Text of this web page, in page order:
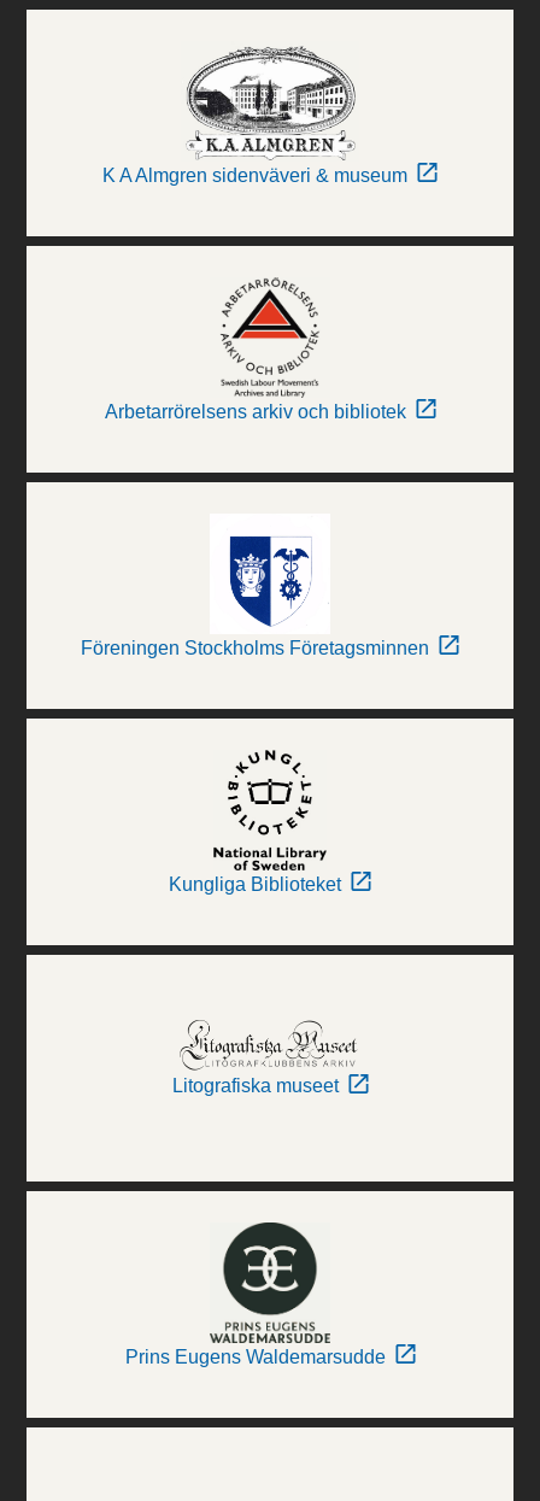
K A Almgren sidenväveri & museum
Arbetarrörelsens arkiv och bibliotek
Föreningen Stockholms Företagsminnen
Kungliga Biblioteket
Litografiska museet
Prins Eugens Waldemarsudde